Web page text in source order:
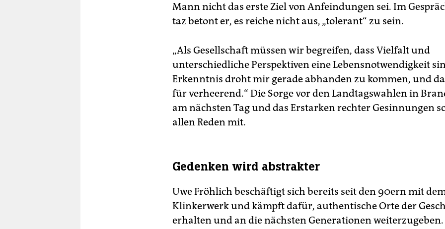
Mann nicht das erste Ziel von Anfeindungen sei. Im
taz betont er, es reiche nicht aus, „tolerant“ zu sein.
„Als Gesellschaft müssen wir begreifen, dass Vielfalt und
unterschiedliche Perspektiven eine Lebensnotwendigkeit
Erkenntnis droht mir gerade abhanden zu kommen, und
für verheerend.“ Die Sorge vor den Landtagswahlen in
am nächsten Tag und das Erstarken rechter Gesinnungen
allen Reden mit.
Gedenken wird abstrakter
Uwe Fröhlich beschäftigt sich bereits seit den 90ern mit
Klinkerwerk und kämpft dafür, authentische Orte der
erhalten und an die nächsten Generationen